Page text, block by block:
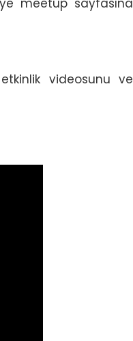
meetup sayfasına
videosunu ve